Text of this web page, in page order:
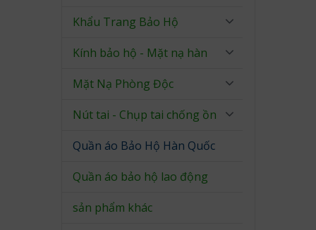
Khẩu Trang Bảo Hộ
Kính bảo hộ - Mặt nạ hàn
Mặt Nạ Phòng Độc
Nút tai - Chụp tai chống ồn
Quần áo Bảo Hộ Hàn Quốc
Quần áo bảo hộ lao động
sản phẩm khác